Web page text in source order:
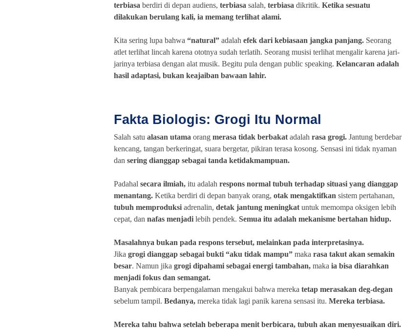
terbiasa berdiri di depan audiens, terbiasa salah, terbiasa dikritik. Ketika sesuatu
dilakukan berulang kali, ia memang terlihat alami.
Kita sering lupa bahwa “natural” adalah efek dari kebiasaan jangka panjang. Seorang
atlet terlihat lincah karena ototnya sudah terlatih. Seorang musisi terlihat mengalir karena jari-
jarinya terbiasa dengan alat musik. Begitu pula dengan public speaking. Kelancaran adalah
hasil adaptasi, bukan keajaiban bawaan lahir.
Fakta Biologis: Grogi Itu Normal
Salah satu alasan utama orang merasa tidak berbakat adalah rasa grogi. Jantung berdebar
kencang, tangan berkeringat, suara bergetar, pikiran terasa kosong. Sensasi ini tidak nyaman
dan sering dianggap sebagai tanda ketidakmampuan.
Padahal secara ilmiah, itu adalah respons normal tubuh terhadap situasi yang dianggap
menantang. Ketika berdiri di depan banyak orang, otak mengaktifkan sistem pertahanan,
tubuh memproduksi adrenalin, detak jantung meningkat untuk memompa oksigen lebih
cepat, dan nafas menjadi lebih pendek. Semua itu adalah mekanisme bertahan hidup.
Masalahnya bukan pada respons tersebut, melainkan pada interpretasinya.
Jika grogi dianggap sebagai bukti “aku tidak mampu” maka rasa takut akan semakin
besar. Namun jika grogi dipahami sebagai energi tambahan, maka ia bisa diarahkan
menjadi fokus dan semangat.
Banyak pembicara berpengalaman mengakui bahwa mereka tetap merasakan deg-degan
sebelum tampil. Bedanya, mereka tidak lagi panik karena sensasi itu. Mereka terbiasa.
Mereka tahu bahwa setelah beberapa menit berbicara, tubuh akan menyesuaikan diri.